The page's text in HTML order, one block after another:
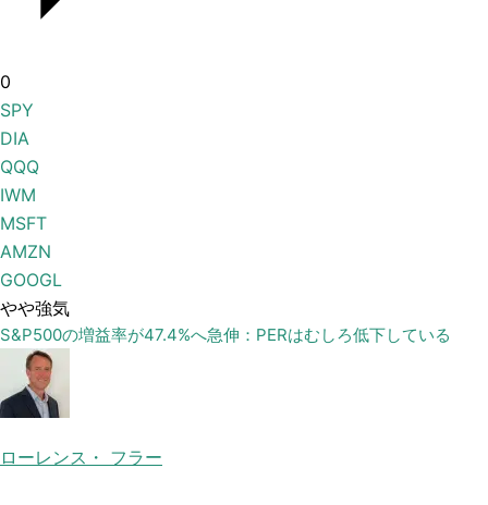
0
SPY
DIA
QQQ
IWM
MSFT
AMZN
GOOGL
やや強気
S&P500の増益率が47.4%へ急伸：PERはむしろ低下している
ローレンス・ フラー